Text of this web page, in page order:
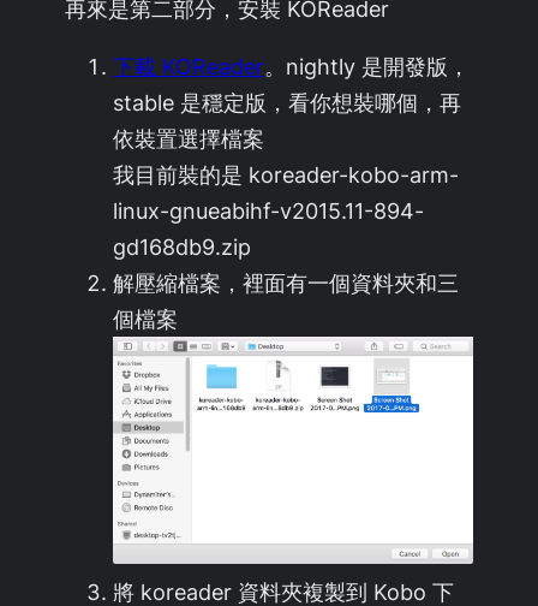
再來是第二部分，安裝 KOReader
下載 KOReader。nightly 是開發版，
stable 是穩定版，看你想裝哪個，再
依裝置選擇檔案
我目前裝的是 koreader-kobo-arm-
linux-gnueabihf-v2015.11-894-
gd168db9.zip
解壓縮檔案，裡面有一個資料夾和三
個檔案
將 koreader 資料夾複製到 Kobo 下